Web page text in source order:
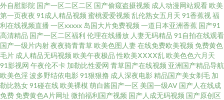
综合一品视频 欧美性交观看 欧美国产亚洲另类福利 日本性姿式 男女深夜看
的视频网站免费 欧美少女性性交 日本伊人网站在线观看 最新电影在线 51久
久 天堂色色网 殴美一品 91人妻人人操一起操 爆操白虎 91双飞在线 91抖阴蜜
桃 亚洲91网站 青苹果乐园免费高清在线 国产精品第四页 久久精品视频在线
外自慰影院 国产一区二区二区 国产偷窥盗摄视频 成人动漫网站观看 欧美
第一页夜夜 91成人精品视频 蜜桃爱爱视频 乱伦熟女五月天 91香蕉视福
利在线视频直播 一区xxxxx 岛国大片免费视频 一道日本亚洲香蕉 国产91
高清精品 国产一区二区福利 伦理在线播放 人妻无码精品 91自拍在线观看
国产一级片内射夜夜骑青青草 欧美色图人妻在线免费欧美视频 免费黄色
毛片 成人精品无码视频 欧美午夜极品 性欧美ⅩⅩⅩⅩ乱 欧美色色六月天
91影视网 午夜伦不卡 加勒比性爱网 青草国产在线视频 亚洲国产精品导航
欧美色淫波多野结依电影 91狠狠撸 成人深夜电影 精品国产美女剃毛 加
勒比熟女91碰在线 欧美裸模 萌白酱国产一区 美国一级AV 国产人在线成
免费 免费黄色A片网址 微拍福利国产视频 国产人成无码视频 国产原创区